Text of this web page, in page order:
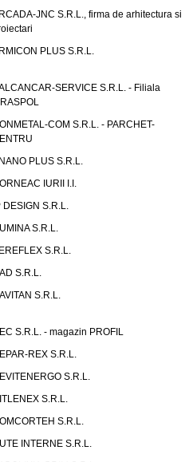
JNC S.R.L., firma de arhitectura si
PLUS S.R.L.
SERVICE S.R.L. - Filiala
COM S.R.L. - PARCHET-
PLUS S.R.L.
IURII I.I.
DESIGN S.R.L.
S.R.L.
S.R.L.
S.R.L.
S.R.L.
S.R.L. - magazin PROFIL
REX S.R.L.
S.R.L.
S.R.L.
S.R.L.
INTERNE S.R.L.